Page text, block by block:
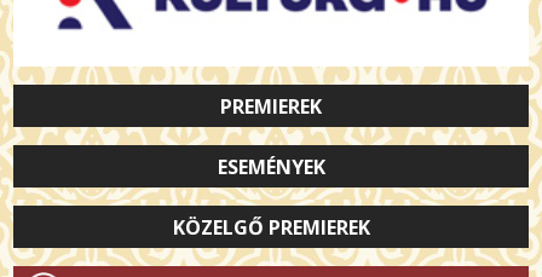
PREMIEREK
ESEMÉNYEK
KÖZELGŐ PREMIEREK